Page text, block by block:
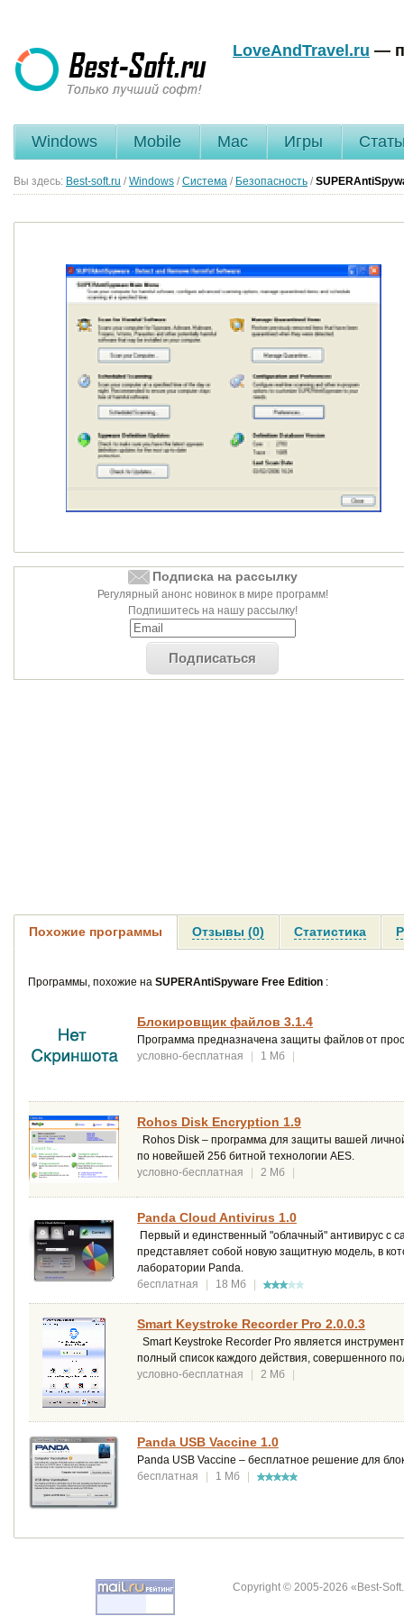
LoveAndTravel.ru —
Windows Mobile Mac Игры
Вы здесь: Best-soft.ru / Windows / Система / Безопасность /
Подписка на рассылку
Регулярный анонс новинок в мире программ!
Подпишитесь на нашу рассылку!
Подписаться
Похожие программы Отзывы (0) Статистика
Программы, похожие на SUPERAntiSpyware Free Edition :
Блокировщик файлов 3.1.4
Программа предназначена защиты файлов от
условно-бесплатная
| 1 Мб |
Rohos Disk Encryption 1.9
Rohos Disk – программа для защиты вашей
по новейшей 256 битной технологии AES.
условно-бесплатная
| 2 Мб |
Panda Cloud Antivirus 1.0
Первый и единственный "облачный" антивирус с
представляет собой новую защитную модель, в
лаборатории Panda.
бесплатная
| 18 Мб |
Smart Keystroke Recorder Pro 2.0.0.3
Smart Keystroke Recorder Pro является
полный список каждого действия, совершенного
условно-бесплатная
| 2 Мб |
Panda USB Vaccine 1.0
Panda USB Vaccine – бесплатное решение для
бесплатная
| 1 Мб |
Copyright © 2005-2026 «Best-